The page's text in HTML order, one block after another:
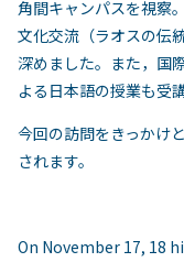
角間キャンパスを視察
文化交流（ラオスの伝
深めました。また，国
よる日本語の授業も受
今回の訪問をきっかけ
されます。
On November 17, 18